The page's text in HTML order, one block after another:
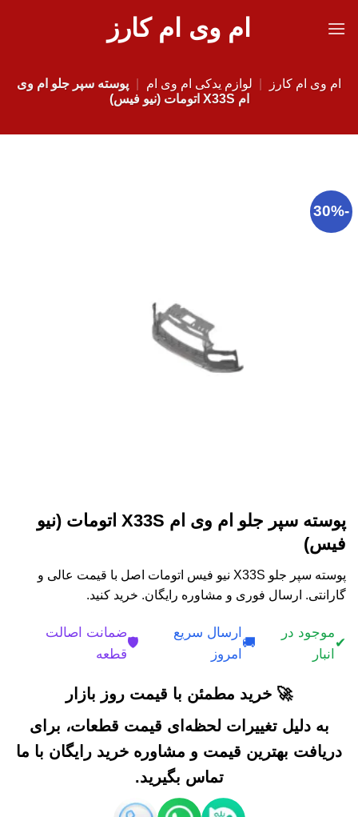
ام وی ام کارز
ام وی ام کارز لوازم یدکی ام وی ام
پوسته سپر جلو ام وی
ام X33S اتومات (نیو فیس)
-30%
پوسته سپر جلو ام وی ام X33S اتومات (نیو
فیس)
پوسته سپر جلو X33S نیو فیس اتومات اصل با قیمت عالی و
گارانتی. ارسال فوری و مشاوره رایگان. خرید کنید.
✔
موجود در
انبار
🚚
ارسال سریع
امروز
🛡️
ضمانت اصالت
قطعه
🚀 خرید مطمئن با قیمت روز بازار
به دلیل تغییرات لحظه‌ای قیمت قطعات، برای
دریافت بهترین قیمت و مشاوره خرید رایگان با ما
تماس بگیرید.